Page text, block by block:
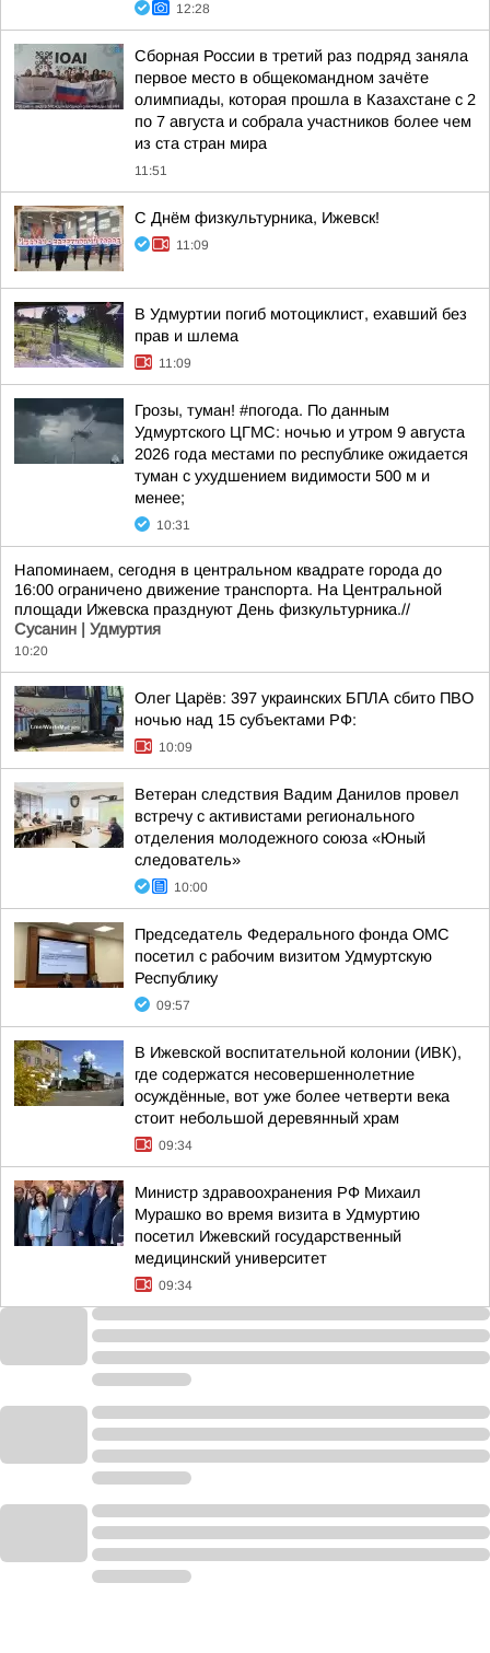
12:28
Сборная России в третий раз подряд заняла
первое место в общекомандном зачёте
олимпиады, которая прошла в Казахстане с 2
по 7 августа и собрала участников более чем
из ста стран мира
11:51
С Днём физкультурника, Ижевск!
11:09
В Удмуртии погиб мотоциклист, ехавший без
прав и шлема
11:09
Грозы, туман! #погода. По данным
Удмуртского ЦГМС: ночью и утром 9 августа
2026 года местами по республике ожидается
туман с ухудшением видимости 500 м и
менее;
10:31
Напоминаем, сегодня в центральном квадрате города до
16:00 ограничено движение транспорта. На Центральной
площади Ижевска празднуют День физкультурника.//
Сусанин | Удмуртия
10:20
Олег Царёв: 397 украинских БПЛА сбито ПВО
ночью над 15 субъектами РФ:
10:09
Ветеран следствия Вадим Данилов провел
встречу с активистами регионального
отделения молодежного союза «Юный
следователь»
10:00
Председатель Федерального фонда ОМС
посетил с рабочим визитом Удмуртскую
Республику
09:57
В Ижевской воспитательной колонии (ИВК),
где содержатся несовершеннолетние
осуждённые, вот уже более четверти века
стоит небольшой деревянный храм
09:34
Министр здравоохранения РФ Михаил
Мурашко во время визита в Удмуртию
посетил Ижевский государственный
медицинский университет
09:34